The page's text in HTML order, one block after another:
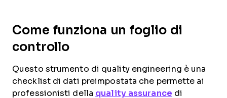
Come funziona un foglio di
controllo
Questo strumento di quality engineering è una
checklist di dati preimpostata che permette ai
professionisti della quality assurance di